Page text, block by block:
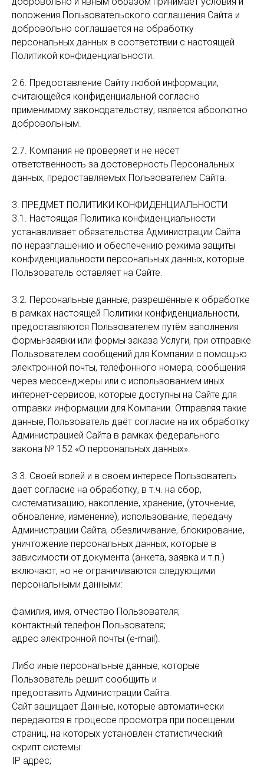
положения Пользовательского соглашения Сайта и
добровольно соглашается на обработку
персональных данных в соответствии с настоящей
Политикой конфиденциальности.
2.6. Предоставление Сайту любой информации,
считающейся конфиденциальной согласно
применимому законодательству, является абсолютно
добровольным.
2.7. Компания не проверяет и не несет
ответственность за достоверность Персональных
данных, предоставляемых Пользователем Сайта.
3. ПРЕДМЕТ ПОЛИТИКИ КОНФИДЕНЦИАЛЬНОСТИ
3.1. Настоящая Политика конфиденциальности
устанавливает обязательства Администрации Сайта
по неразглашению и обеспечению режима защиты
конфиденциальности персональных данных, которые
Пользователь оставляет на Сайте.
3.2. Персональные данные, разрешённые к обработке
в рамках настоящей Политики конфиденциальности,
предоставляются Пользователем путём заполнения
формы-заявки или формы заказа Услуги, при отправке
Пользователем сообщений для Компании с помощью
электронной почты, телефонного номера, сообщения
через мессенджеры или с использованием иныx
интернет-сервисов, которые доступны на Сайте для
отправки информации для Компании. Отправляя такие
данные, Пользователь даёт согласие на их обработку
Администрацией Сайта в рамках федерального
закона № 152 «О персональных данных».
3.3. Своей волей и в своем интересе Пользователь
дает согласие на обработку, в т.ч. на сбор,
систематизацию, накопление, хранение, (уточнение,
обновление, изменение), использование, передачу
Администрации Сайта, обезличивание, блокирование,
уничтожение персональных данных, которые в
зависимости от документа (анкета, заявка и т.п.)
включают, но не ограничиваются следующими
персональными данными:
фамилия, имя, отчество Пользователя;
контактный телефон Пользователя;
адрес электронной почты (e-mail).
Либо иные персональные данные, которые
Пользователь решит сообщить и
предоставить Администрации Сайта.
Сайт защищает Данные, которые автоматически
передаются в процессе просмотра при посещении
страниц, на которых установлен статистический
скрипт системы:
IP адрес;